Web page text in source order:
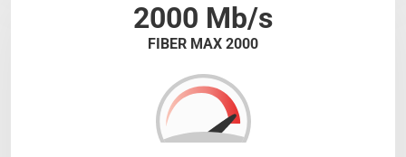
2000 Mb/s
FIBER MAX 2000